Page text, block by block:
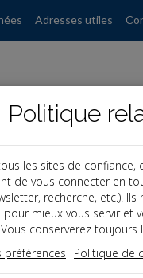
Adresses utiles
SAS
du Bois
Politique
les sites de confiance,
de vous connecter en
recherche, etc.).
pour mieux vous servir et
conserverez
préférences
Politique de